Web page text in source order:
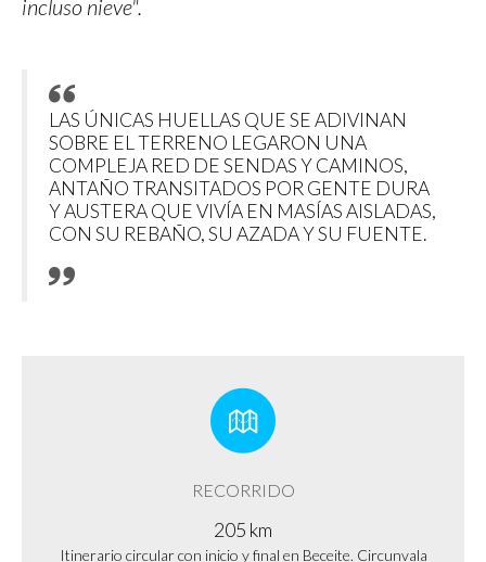
incluso nieve".
LAS ÚNICAS HUELLAS QUE SE ADIVINAN
SOBRE EL TERRENO LEGARON UNA
COMPLEJA RED DE SENDAS Y CAMINOS,
ANTAÑO TRANSITADOS POR GENTE DURA
Y AUSTERA QUE VIVÍA EN MASÍAS AISLADAS,
CON SU REBAÑO, SU AZADA Y SU FUENTE.
RECORRIDO
205 km
Itinerario circular con inicio y final en Beceite. Circunvala